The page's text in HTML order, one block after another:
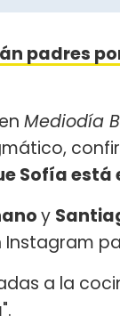
padres
Mediodía
Sofía
y
a la
".